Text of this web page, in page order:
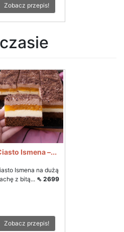
Zobacz przepis!
Ismena –...
Ismena na dużą
z bitą... ⇖ 2699
Zobacz przepis!